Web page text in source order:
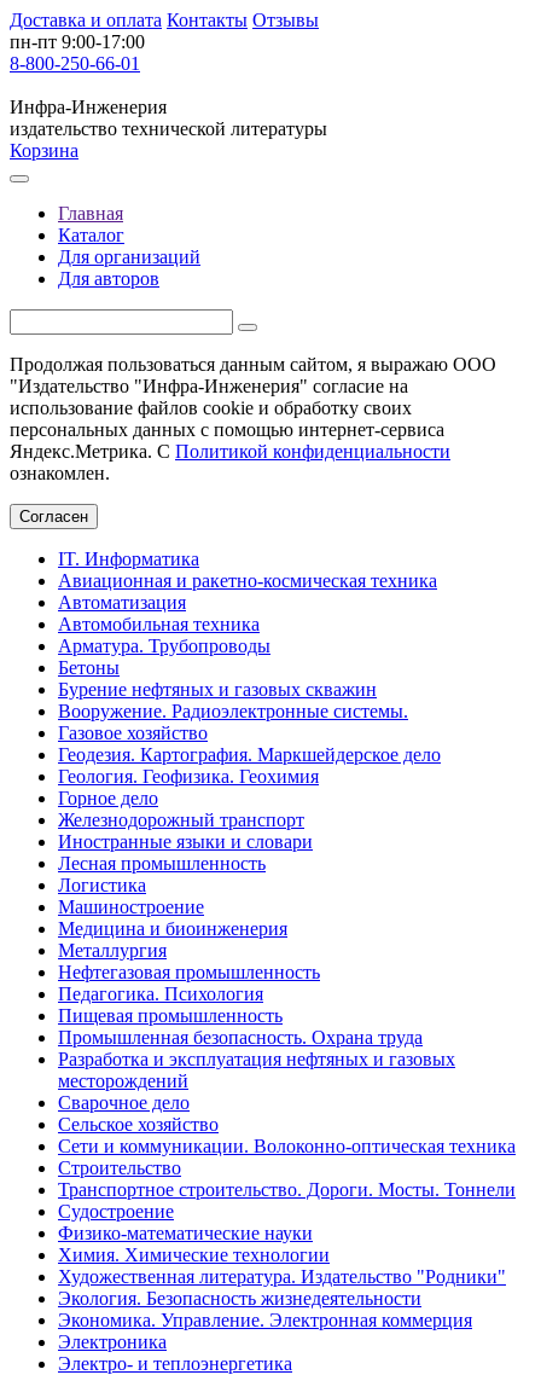
Доставка и оплата Контакты Отзывы
пн-пт 9:00-17:00
8-800-250-66-01
Инфра-Инженерия
издательство технической литературы
Корзина
Главная
Каталог
Для организаций
Для авторов
Продолжая пользоваться данным сайтом, я выражаю ООО
"Издательство "Инфра-Инженерия" согласие на
использование файлов cookie и обработку своих
персональных данных с помощью интернет-сервиса
Яндекс.Метрика. С Политикой конфиденциальности
ознакомлен.
Согласен
IT. Информатика
Авиационная и ракетно-космическая техника
Автоматизация
Автомобильная техника
Арматура. Трубопроводы
Бетоны
Бурение нефтяных и газовых скважин
Вооружение. Радиоэлектронные системы.
Газовое хозяйство
Геодезия. Картография. Маркшейдерское дело
Геология. Геофизика. Геохимия
Горное дело
Железнодорожный транспорт
Иностранные языки и словари
Лесная промышленность
Логистика
Машиностроение
Медицина и биоинженерия
Металлургия
Нефтегазовая промышленность
Педагогика. Психология
Пищевая промышленность
Промышленная безопасность. Охрана труда
Разработка и эксплуатация нефтяных и газовых
месторождений
Сварочное дело
Сельское хозяйство
Сети и коммуникации. Волоконно-оптическая техника
Строительство
Транспортное строительство. Дороги. Мосты. Тоннели
Судостроение
Физико-математические науки
Химия. Химические технологии
Художественная литература. Издательство "Родники"
Экология. Безопасность жизнедеятельности
Экономика. Управление. Электронная коммерция
Электроника
Электро- и теплоэнергетика